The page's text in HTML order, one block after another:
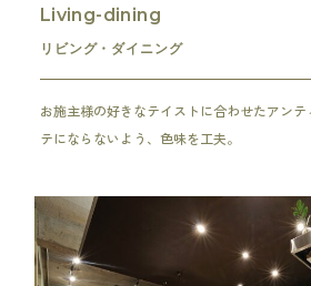
Living-dining
リビング・ダイニング
お施主様の好きなテイストに合わせたアン
テにならないよう、色味を工夫。